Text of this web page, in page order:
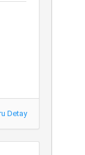
Detay